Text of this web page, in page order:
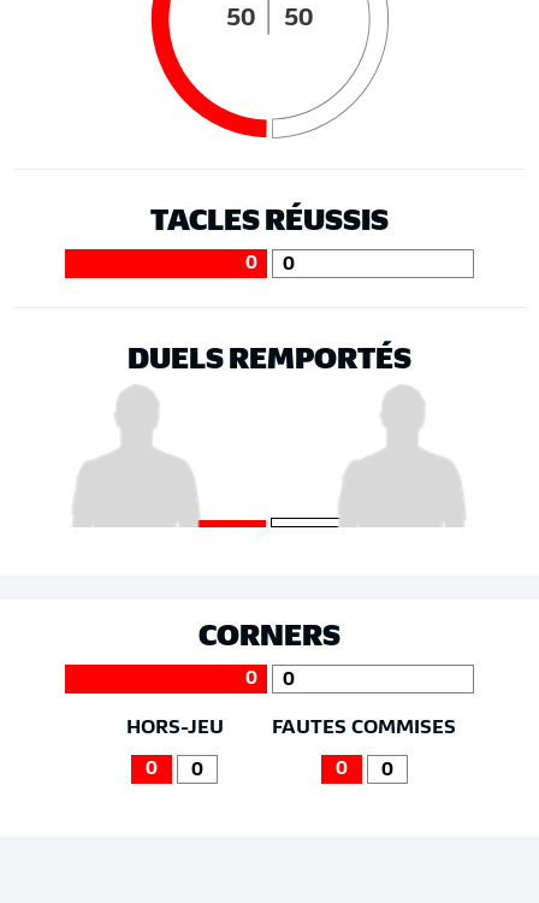
50 50
TACLES RÉUSSIS
0 0
DUELS REMPORTÉS
CORNERS
0 0
HORS-JEU
0 0
FAUTES COMMISES
0 0